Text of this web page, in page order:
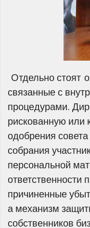
Отдельно стоят
связанные с
процедурами.
рискованную или
одобрения
собрания
персональной
ответственности
причиненные
а механизм
собственников